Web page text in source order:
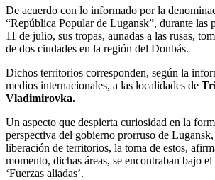
De acuerdo con lo informado por la
“República Popular de Lugansk”, durante las
11 de julio, sus tropas, aunadas a las rusas,
de dos ciudades en la región del Donbás.
Dichos territorios corresponden, según la
medios internacionales, a las localidades de
Vladimirovka.
Un aspecto que despierta curiosidad en la
perspectiva del gobierno prorruso de
liberación de territorios, la toma de estos,
momento, dichas áreas, se encontraban bajo
‘Fuerzas aliadas’.